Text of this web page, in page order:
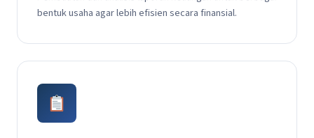
bentuk usaha agar lebih efisien secara finansial.